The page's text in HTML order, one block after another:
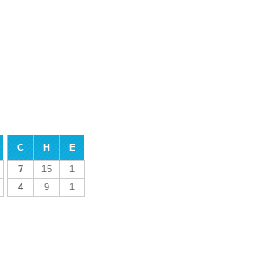
C H
E
7 15
1
4 9 1